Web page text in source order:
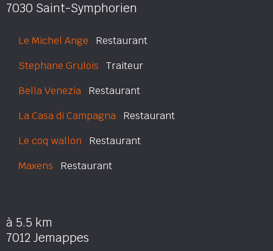
7030 Saint-Symphorien
Le Michel Ange Restaurant
Stephane Grulois Traiteur
Bella Venezia Restaurant
La Casa di Campagna Restaurant
Le coq wallon Restaurant
Maxens Restaurant
à 5.5 km
7012 Jemappes